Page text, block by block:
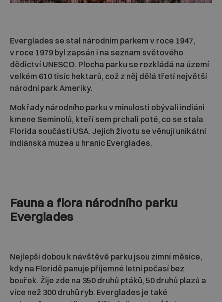
Everglades se stal národním parkem v roce 1947,
v roce 1979 byl zapsán i na seznam světového
dědictví UNESCO. Plocha parku se rozkládá na území
velkém 610 tisíc hektarů, což z něj dělá třetí největší
národní park Ameriky.
Mokřady národního parku v minulosti obývali indiáni
kmene Seminolů, kteří sem prchali poté, co se stala
Florida součástí USA. Jejich životu se věnují unikátní
indiánská muzea u hranic Everglades.
Fauna a flora národního parku
Everglades
Nejlepší dobou k návštěvě parku jsou zimní měsíce,
kdy na Floridě panuje příjemné letní počasí bez
bouřek. Žije zde na 350 druhů ptáků, 50 druhů plazů a
více než 300 druhů ryb. Everglades je také